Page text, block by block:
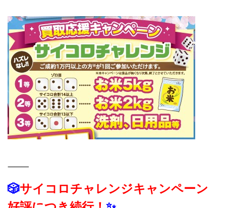
⸻
🎲サイコロチャレンジキャンペーン